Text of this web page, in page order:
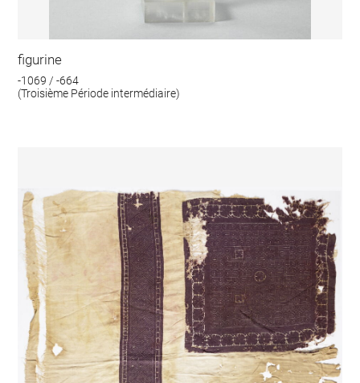
figurine
-1069 / -664
(Troisième Période intermédiaire)